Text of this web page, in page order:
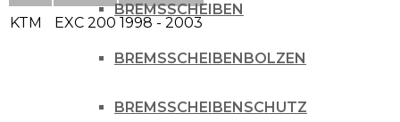
BREMSSCHEIBEN
BREMSSCHEIBENBOLZEN
BREMSSCHEIBENSCHUTZ
KTM
EXC 200 1998 - 2003